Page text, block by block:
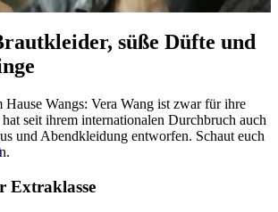
süße Düfte und
Hause Wangs: Vera Wang ist zwar für ihre
seit ihrem internationalen Durchbruch auch
und Abendkleidung entworfen. Schaut euch
Extraklasse